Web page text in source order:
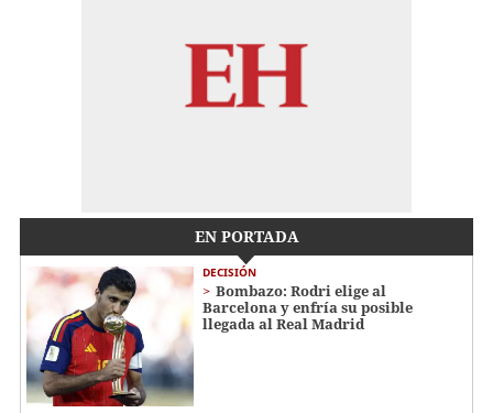
EN PORTADA
DECISIÓN
Bombazo: Rodri elige al
Barcelona y enfría su posible
llegada al Real Madrid